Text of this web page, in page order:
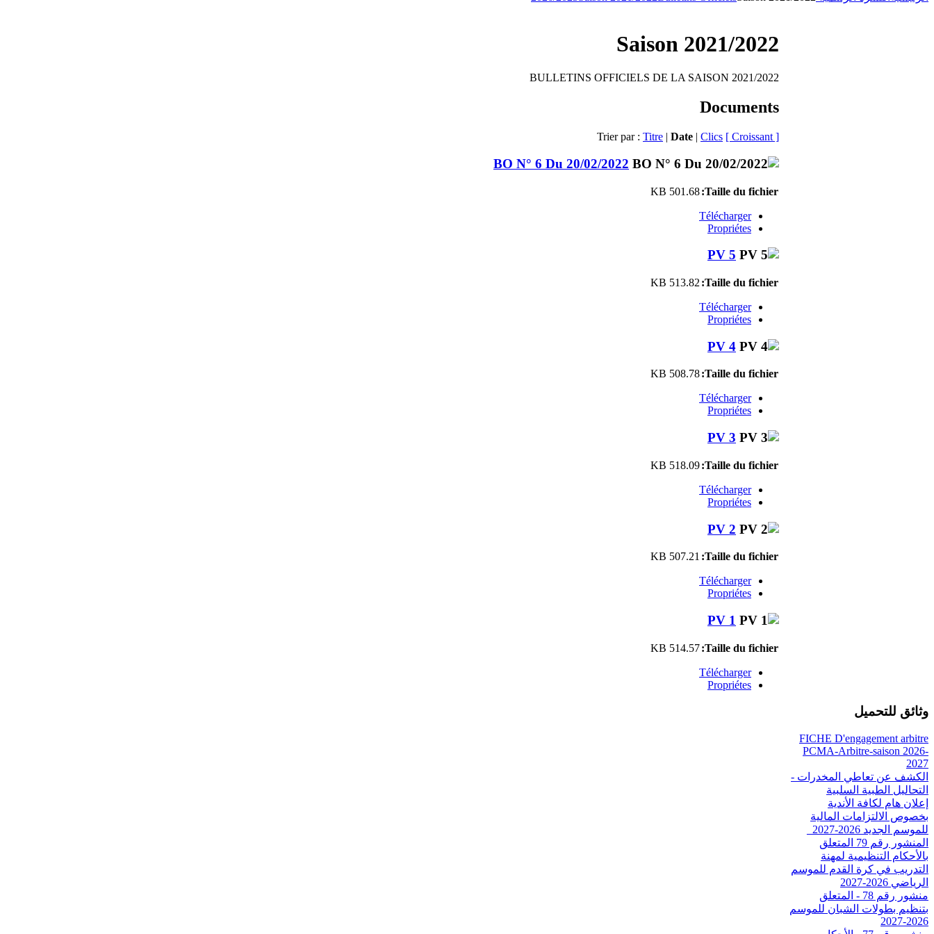
Saison 2021/2022
BULLETINS OFFICIELS DE LA SAISON 2021/2022
Documents
Trier par : Titre | Date | Clics [ Croissant ]
BO N° 6 Du 20/02/2022
Taille du fichier:
501.68 KB
Télécharger
Propriétes
PV 5
Taille du fichier:
513.82 KB
Télécharger
Propriétes
PV 4
Taille du fichier:
508.78 KB
Télécharger
Propriétes
PV 3
Taille du fichier:
518.09 KB
Télécharger
Propriétes
PV 2
Taille du fichier:
507.21 KB
Télécharger
Propriétes
PV 1
Taille du fichier:
514.57 KB
Télécharger
Propriétes
وثائق للتحميل
FICHE D'engagement arbitre
PCMA-Arbitre-saison 2026-
2027
الكشف عن تعاطي المخدرات -
التحاليل الطبية السلبية
إعلان هام لكافة الأندية
بخصوص الالتزامات المالية
للموسم الجديد 2026-2027_
المنشور رقم 79 المتعلق
بالأحكام التنظيمية لمهنة
التدريب في كرة القدم للموسم
الرياضي 2026-2027
منشور رقم 78 - المتعلق
بتنظيم بطولات الشبان للموسم
2026-2027